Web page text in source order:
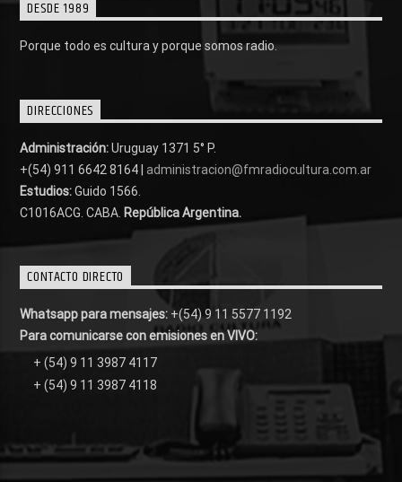
DESDE 1989
Porque todo es cultura y porque somos radio.
DIRECCIONES
Administración:Uruguay 1371 5° P.
+(54) 911 6642 8164 | administracion@fmradiocultura.com.ar
Estudios:Guido 1566.
C1016ACG . CABA. República Argentina.
CONTACTO DIRECTO
Whatsapp para mensajes: +(54) 9 11 5577 1192
Para comunicarse con emisiones en VIVO:
+ (54) 9 11 3987 4117
+ (54) 9 11 3987 4118